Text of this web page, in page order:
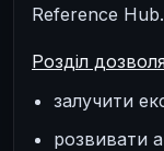
Reference Hub.
Розділ
залучити
розвивати